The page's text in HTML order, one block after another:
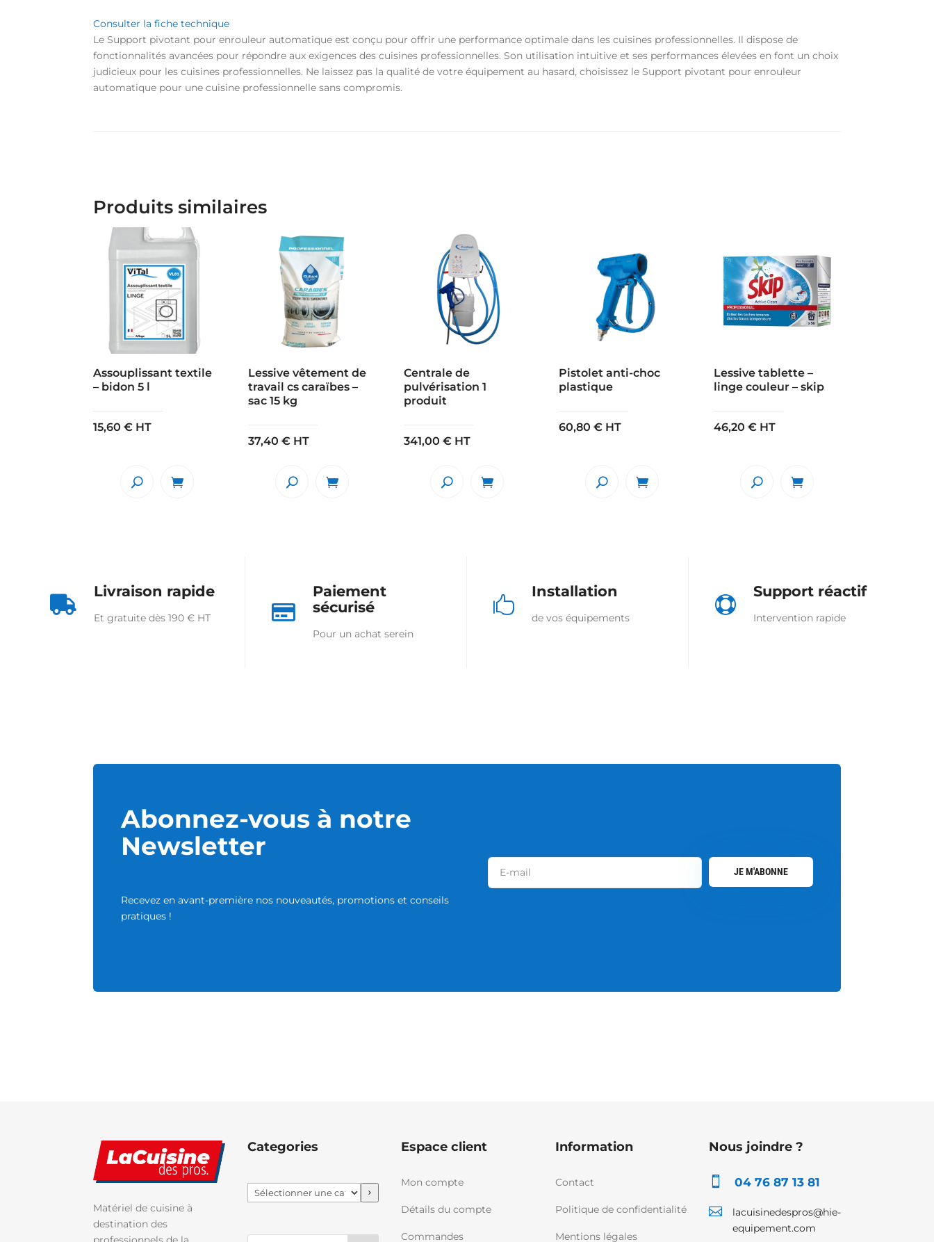
Consulter la fiche technique
Le Support pivotant pour enrouleur automatique est conçu pour offrir une performance optimale dans les cuisines professionnelles. Il dispose de
fonctionnalités avancées pour répondre aux exigences des cuisines professionnelles. Son utilisation intuitive et ses performances élevées en font un choix
judicieux pour les cuisines professionnelles. Ne laissez pas la qualité de votre équipement au hasard, choisissez le Support pivotant pour enrouleur
automatique pour une cuisine professionnelle sans compromis.
Produits similaires
Assouplissant textile
– bidon 5 l
15,60€ HT
Lessive vêtement de
travail cs caraïbes –
sac 15 kg
37,40€ HT
Centrale de
pulvérisation 1
produit
341,00 € HT
Pistolet anti-choc
plastique
60,80 € HT
Lessive tablette –
linge couleur – skip
46,20 € HT

Livraison rapide
Et gratuite dès 190 € HT 
Paiement
sécurisé
Pour un achat serein

Installation
de vos équipements

Support réactif
Intervention rapide
Abonnez-vous à notre
Newsletter
Recevez en avant-première nos nouveautés, promotions et conseils
pratiques !
JE M'ABONNE
Matériel de cuisine à
destination des
Categories
Sélectionner
une
Espace client
Mon compte
Détails du compte
Commandes
Information
Contact
Politique de confidentialité
Mentions légales
Nous joindre ?
 04 76 87 13 81

lacuisinedespros@hie-
equipement.com